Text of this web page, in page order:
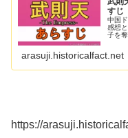
すじ
中国
感想
子を
arasuji.historicalfact.net
https://